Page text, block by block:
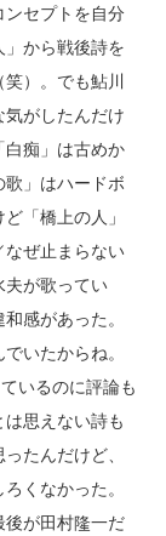
セプトを自分
から戦後詩を
）。でも鮎川
がしたんだけ
白痴」は古めか
」はハードボ
「橋上の人」
ぜ止まらない
が歌ってい
感があった。
いたからね。
いるのに評論も
思えない詩も
たんだけど、
くなかった。
が田村隆一だ